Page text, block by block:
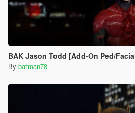
BAK Jason Todd [Add-On Ped/
By batman78